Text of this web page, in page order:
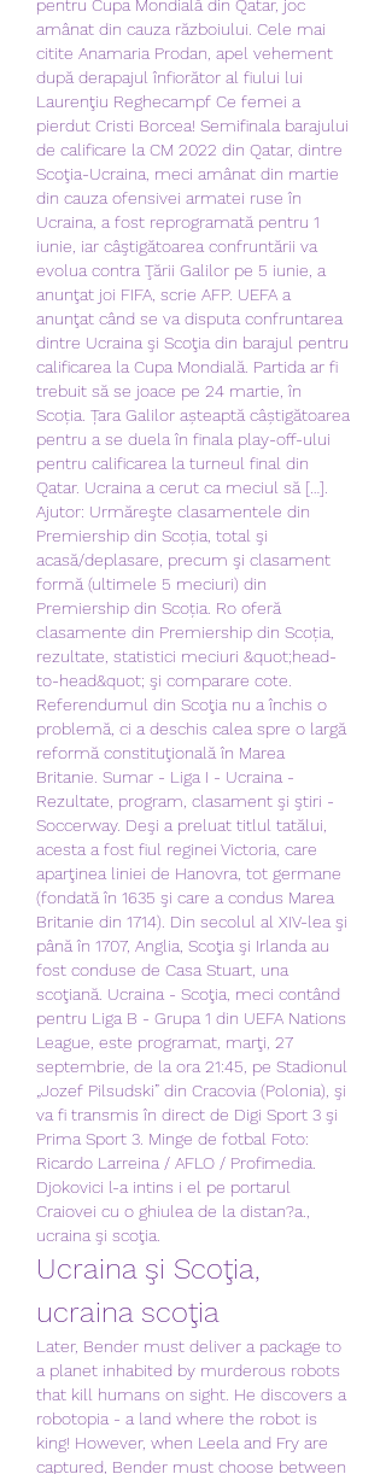
pentru Cupa Mondială din Qatar, joc
amânat din cauza războiului. Cele mai
citite Anamaria Prodan, apel vehement
după derapajul înfiorător al fiului lui
Laurenţiu Reghecampf Ce femei a
pierdut Cristi Borcea! Semifinala barajului
de calificare la CM 2022 din Qatar, dintre
Scoţia-Ucraina, meci amânat din martie
din cauza ofensivei armatei ruse în
Ucraina, a fost reprogramată pentru 1
iunie, iar câştigătoarea confruntării va
evolua contra Ţării Galilor pe 5 iunie, a
anunţat joi FIFA, scrie AFP. UEFA a
anunţat când se va disputa confruntarea
dintre Ucraina şi Scoţia din barajul pentru
calificarea la Cupa Mondială. Partida ar fi
trebuit să se joace pe 24 martie, în
Scoția. Țara Galilor așteaptă câștigătoarea
pentru a se duela în finala play-off-ului
pentru calificarea la turneul final din
Qatar. Ucraina a cerut ca meciul să […].
Ajutor: Urmăreşte clasamentele din
Premiership din Scoția, total şi
acasă/deplasare, precum şi clasament
formă (ultimele 5 meciuri) din
Premiership din Scoția. Ro oferă
clasamente din Premiership din Scoția,
rezultate, statistici meciuri &quot;head-
to-head&quot; şi comparare cote.
Referendumul din Scoţia nu a închis o
problemă, ci a deschis calea spre o largă
reformă constituţională în Marea
Britanie. Sumar - Liga I - Ucraina -
Rezultate, program, clasament şi ştiri -
Soccerway. Deşi a preluat titlul tatălui,
acesta a fost fiul reginei Victoria, care
aparţinea liniei de Hanovra, tot germane
(fondată în 1635 şi care a condus Marea
Britanie din 1714). Din secolul al XIV-lea şi
până în 1707, Anglia, Scoţia şi Irlanda au
fost conduse de Casa Stuart, una
scoţiană. Ucraina - Scoţia, meci contând
pentru Liga B - Grupa 1 din UEFA Nations
League, este programat, marţi, 27
septembrie, de la ora 21:45, pe Stadionul
„Jozef Pilsudski” din Cracovia (Polonia), şi
va fi transmis în direct de Digi Sport 3 şi
Prima Sport 3. Minge de fotbal Foto:
Ricardo Larreina / AFLO / Profimedia.
Djokovici l-a intins i el pe portarul
Craiovei cu o ghiulea de la distan?a.,
ucraina şi scoţia.
Ucraina şi Scoţia,
ucraina scoţia
Later, Bender must deliver a package to
a planet inhabited by murderous robots
that kill humans on sight. He discovers a
robotopia - a land where the robot is
king! However, when Leela and Fry are
captured, Bender must choose between